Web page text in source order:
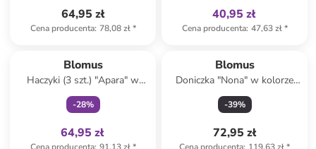
64,95 zł
Cena producenta: 78,08 zł*
40,95 zł
Cena producenta: 47,63 zł*
Blomus
Haczyki (3 szt.) "Apara" w
kolorze srebrnym na drzwi -
wys. 13 cm
-28%
64,95 zł
Blomus
Doniczka "Nona" w kolorze
jasnoszarym na zioła - Ø 12,5
cm
-39%
72,95 zł